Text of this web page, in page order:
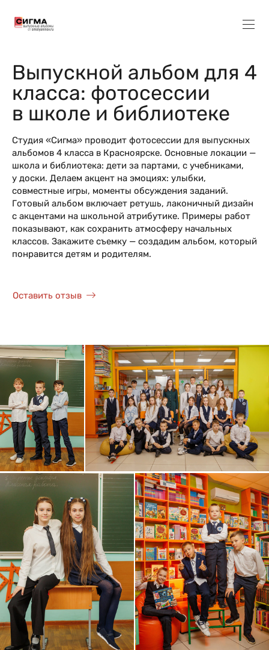
Выпускной альбом для 4
класса: фотосессии
в школе и библиотеке
Студия «Сигма» проводит фотосессии для выпускных
альбомов 4 класса в Красноярске. Основные локации —
школа и библиотека: дети за партами, с учебниками,
у доски. Делаем акцент на эмоциях: улыбки,
совместные игры, моменты обсуждения заданий.
Готовый альбом включает ретушь, лаконичный дизайн
с акцентами на школьной атрибутике. Примеры работ
показывают, как сохранить атмосферу начальных
классов. Закажите съемку — создадим альбом, который
понравится детям и родителям.
Оставить отзыв